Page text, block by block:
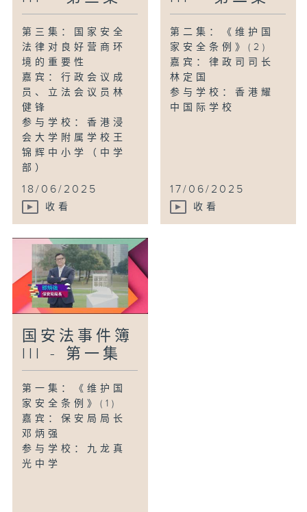
第三集：国家安全
法律对良好营商环
境的重要性
嘉宾：行政会议成
员、立法会议员林
健锋
参与学校：香港浸
会大学附属学校王
锦辉中小学（中学
部）
18/06/2025
收看
第二集：《维护国
家安全条例》(2)
嘉宾：律政司司长
林定国
参与学校：香港耀
中国际学校
17/06/2025
收看
国安法事件簿
III - 第一集
第一集：《维护国
家安全条例》(1)
嘉宾：保安局局长
邓炳强
参与学校：九龙真
光中学